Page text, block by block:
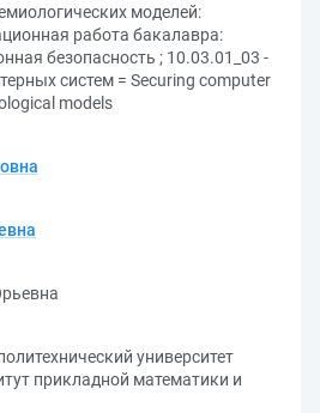
моделей:
работа бакалавра:
безопасность ; 10.03.01_03 -
систем = Securing computer
models
университет
прикладной математики и